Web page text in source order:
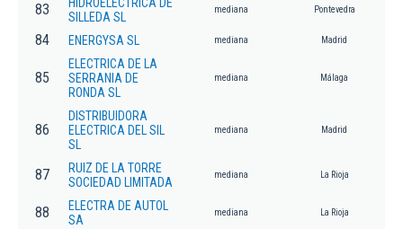
83
SILLEDA SL
mediana Pontevedra
84 ENERGYSA SL mediana Madrid
85
ELECTRICA DE LA
SERRANIA DE
RONDA SL
mediana Málaga
86
DISTRIBUIDORA
ELECTRICA DEL SIL
SL
mediana Madrid
87
RUIZ DE LA TORRE
SOCIEDAD LIMITADA
mediana La Rioja
88
ELECTRA DE AUTOL
SA
mediana La Rioja